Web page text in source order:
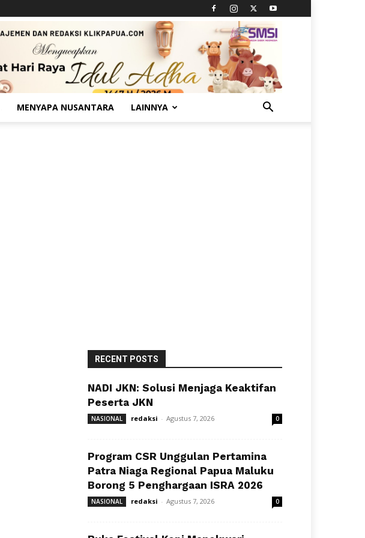
MENYAPA NUSANTARA LAINNYA
RECENT POSTS
NADI JKN: Solusi Menjaga Keaktifan
Peserta JKN
NASIONAL redaksi - Agustus 7, 2026 0
Program CSR Unggulan Pertamina
Patra Niaga Regional Papua Maluku
Borong 5 Penghargaan ISRA 2026
NASIONAL redaksi - Agustus 7, 2026 0